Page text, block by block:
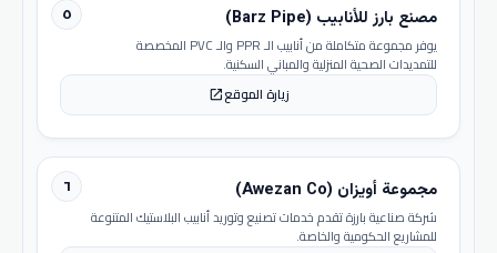
٥ مصنع بارز للأنابيب (Barz Pipe)
يوفر مجموعة متكاملة من أنابيب الـ PPR والـ PVC المخصصة
للتمديدات الصحية المنزلية والمباني السكنية.
زيارة الموقعopen_in_new
٦ مجموعة أويزان (Awezan Co)
شركة صناعية بارزة تقدم خدمات تصنيع وتوريد أنابيب البلاستيك المتنوعة
للمشاريع الحكومية والخاصة.